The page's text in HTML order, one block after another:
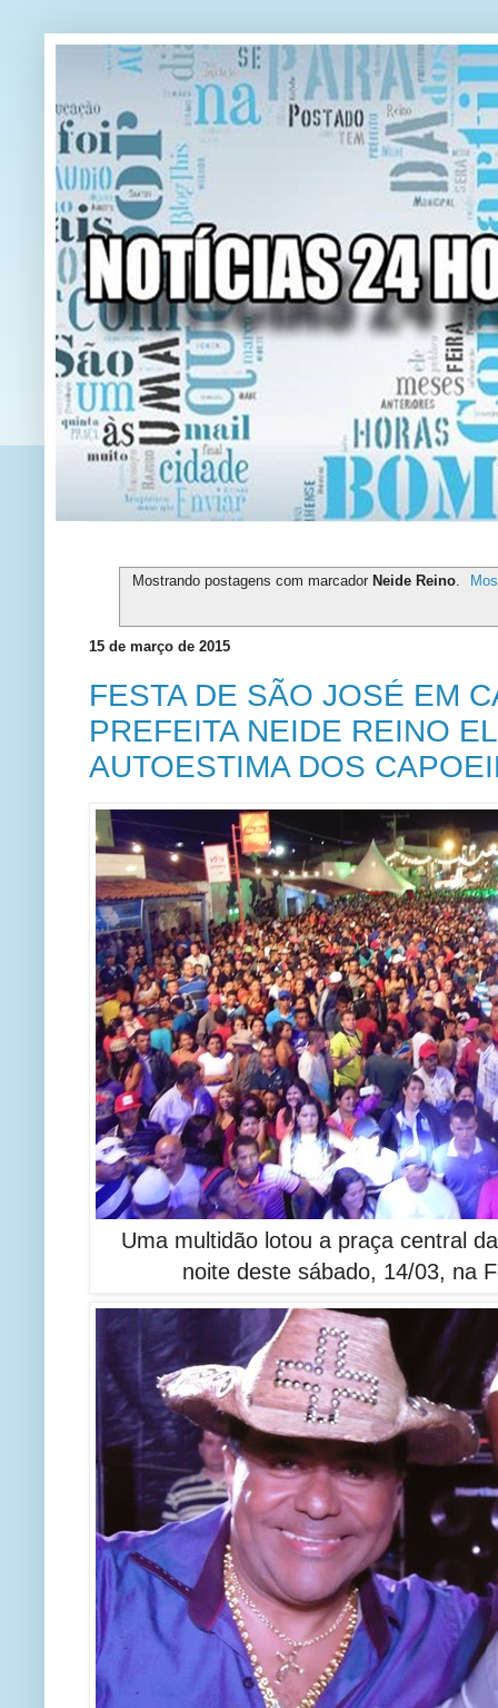
Mostrando postagens com marcador Neide Reino.
15 de março de 2015
FESTA DE SÃO JOSÉ EM
PREFEITA NEIDE REINO
AUTOESTIMA DOS
Uma multidão lotou a praça central
noite deste sábado, 14/03, na